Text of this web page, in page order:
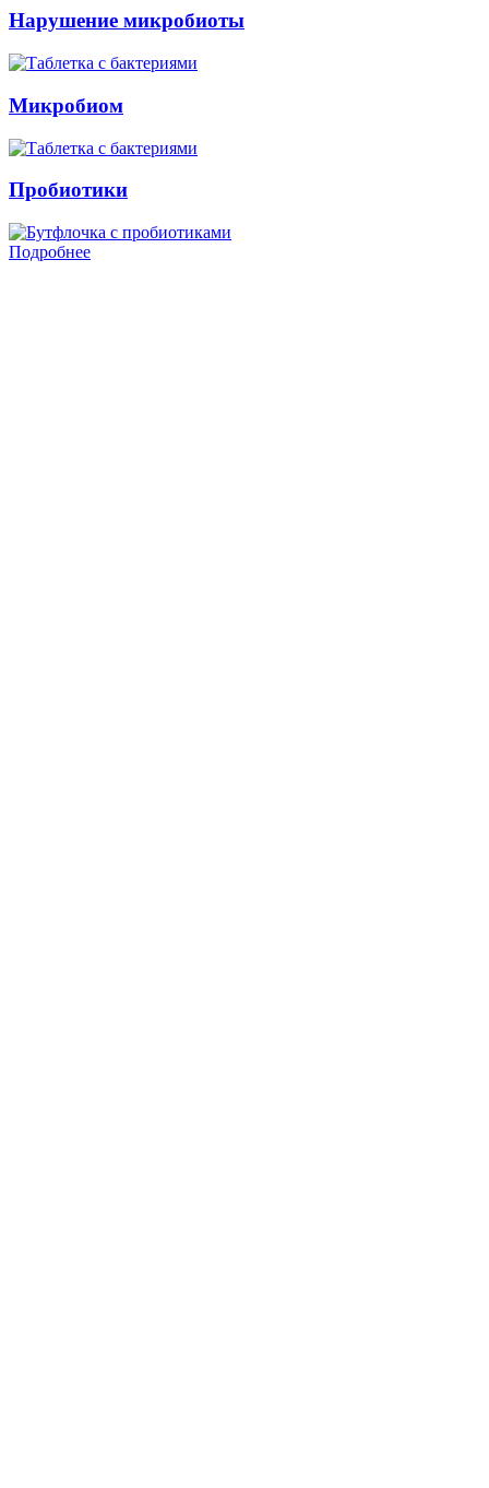
Нарушение микробиоты
Микробиом
Пробиотики
Подробнее